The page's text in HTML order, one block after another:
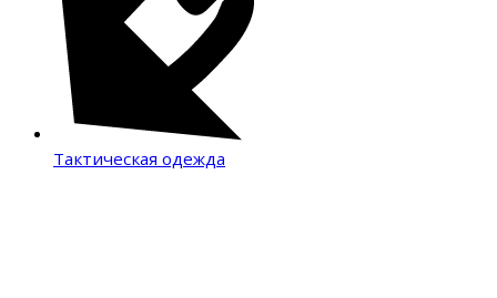
Тактическая одежда